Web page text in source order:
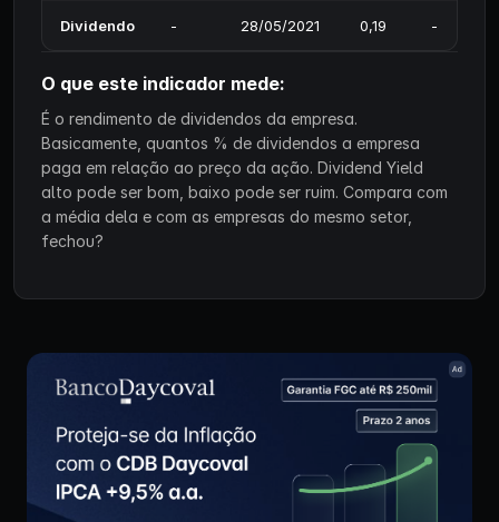
Dividendo - 28/05/2021 0,19 -
O que este indicador mede:
É o rendimento de dividendos da empresa.
Basicamente, quantos % de dividendos a empresa
paga em relação ao preço da ação. Dividend Yield
alto pode ser bom, baixo pode ser ruim. Compara com
a média dela e com as empresas do mesmo setor,
fechou?